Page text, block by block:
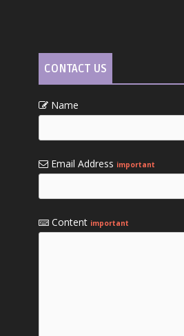
CONTACT US
Name
Email Address important
Content important